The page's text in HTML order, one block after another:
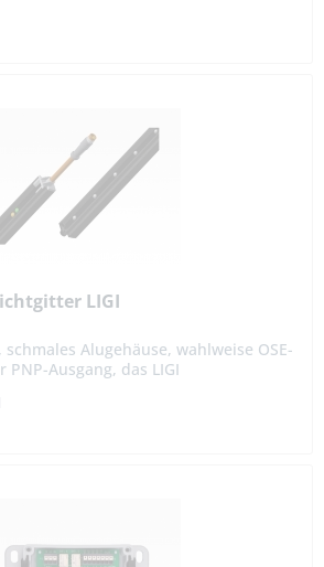
LIGI
Alugehäuse, wahlweise OSE-
PNP-Ausgang, das LIGI